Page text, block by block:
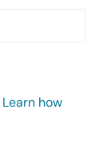
Learn how